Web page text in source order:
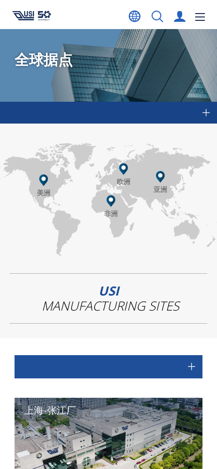
全球据点
亚洲
美洲
欧洲
非洲
USI
MANUFACTURING SITES
上海-张江厂